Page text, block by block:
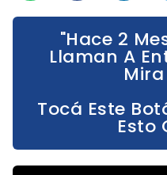
"Hace 2
Llaman A
Mira
Tocá Este
Esto